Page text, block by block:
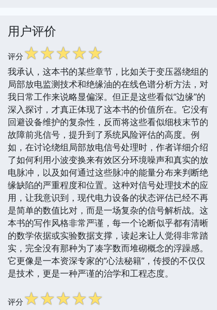
用户评价
评分☆☆☆☆☆
我承认，这本书的某些章节，比如关于变压器绕组的
局部放电监测技术和绝缘油的在线色谱分析方法，对
我日常工作来说略显偏深。但正是这些看似“边缘”的
深入探讨，才真正体现了这本书的价值所在。它没有
回避设备维护的复杂性，反而将这些看似细枝末节的
故障前兆信号，提升到了系统风险评估的高度。例
如，在讨论绕组局部放电信号处理时，作者详细介绍
了如何利用小波变换来有效区分环境噪声和真实的放
电脉冲，以及如何通过这些脉冲的能量分布来判断绝
缘缺陷的严重程度和位置。这种对信号处理技术的应
用，让我意识到，现代电力设备的状态评估已经不再
是简单的数值比对，而是一场复杂的信号解析战。这
本书的写作风格非常严谨，每一个论断似乎都有清晰
的数学依据或实验数据支撑，读起来让人觉得非常踏
实，完全没有那种为了凑字数而堆砌概念的浮躁感。
它更像是一本资深专家的“心法秘籍”，传授的不仅仅
是技术，更是一种严谨的治学和工程态度。
评分☆☆☆☆☆